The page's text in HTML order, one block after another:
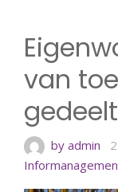
van
by admin